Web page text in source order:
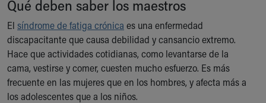
Ronald McDonald House Care Mobile
Health Centers
Symptom Checker
Financial Services
Price Estimates
Family Supports
Sports Health Services Provider for Akron Zips
Qué deben saber los maestros
El síndrome de fatiga crónica es una enfermedad
discapacitante que causa debilidad y cansancio extremo.
Hace que actividades cotidianas, como levantarse de la
cama, vestirse y comer, cuesten mucho esfuerzo. Es más
frecuente en las mujeres que en los hombres, y afecta más a
los adolescentes que a los niños.